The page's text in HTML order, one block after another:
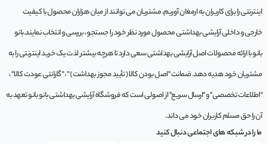
اینترنتی را برای کاربران به ارمغان آوریم. مشتريان می توانند از ميان هزاران محصول با کيفيت
خارجی و داخلی آرایشی بهداشتی محصول مورد نظر خود را جستجو ، بررسی و انتخاب نمايند.بانو
بانو با ارائه محصولات اصل آرایشی بهداشتی سعی دارد تا هرچه بیشتر لذت یک خرید اینترنتی را به
مشتریان خود هدیه دهد. ضمانت "اصل بودن کالا ( تأیید مجوز بهداشت ) " ، "گارانتی عودت کالا" ،
"اطلاعات تخصصی" و "ارسال سریع" از اصولی است که فروشگاه آرایشی بهداشتی بانو بانو تعهد به
آن را حق مسلم کاربران خود می داند.
ما را در شبکه های اجتماعی دنبال کنید